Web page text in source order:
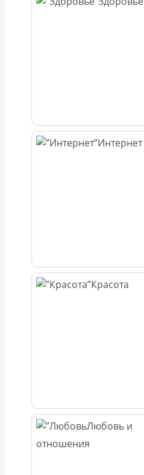
Интернет
Красота
Любовь и
отношения